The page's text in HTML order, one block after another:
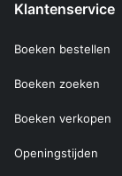
Klantenservice
Boeken bestellen
Boeken zoeken
Boeken verkopen
Openingstijden